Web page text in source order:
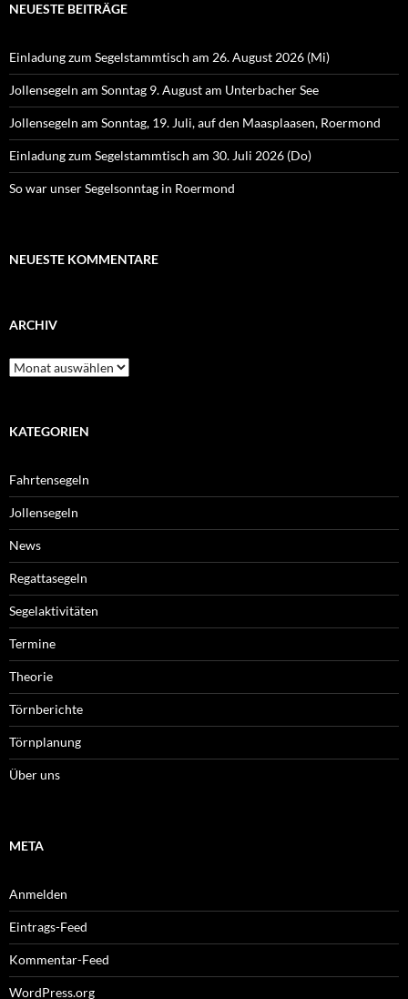
NEUESTE BEITRÄGE
Einladung zum Segelstammtisch am 26. August 2026 (Mi)
Jollensegeln am Sonntag 9. August am Unterbacher See
Jollensegeln am Sonntag, 19. Juli, auf den Maasplaasen, Roermond
Einladung zum Segelstammtisch am 30. Juli 2026 (Do)
So war unser Segelsonntag in Roermond
NEUESTE KOMMENTARE
ARCHIV
Archiv
KATEGORIEN
Fahrtensegeln
Jollensegeln
News
Regattasegeln
Segelaktivitäten
Termine
Theorie
Törnberichte
Törnplanung
Über uns
META
Anmelden
Eintrags-Feed
Kommentar-Feed
WordPress.org